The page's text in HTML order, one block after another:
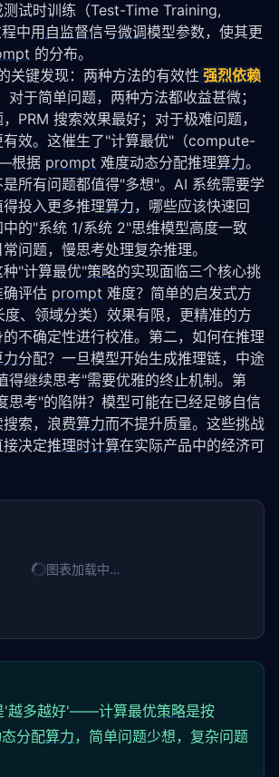
试时训练（Test-Time Training,
中用 自监督信号微调模型参数，使其更
的分布。
关键发现：两种方法的有效性 强烈依赖
对于简单问题，两种方法都收益甚微；
PRM 搜索效果最好；对于极难问题，
有效。这催生了"计算最优"（compute-
根据 prompt 难度动态分配推理算力。
所有问题都值得"多想"。AI 系统需要学
投入更多推理算力，哪些应该快速回
的"系统 1/系统 2"思维模型高度一致
问题，慢思考处理复杂推理。
"计算最优"策略的实现面临三个核心挑
确评估 prompt 难度？简单的启发式方
度、领域分类）效果有限，更精准的方
不确定性进行校准。第二，如何在推理
力分配？一旦模型开始生成推理链，中途
得继续思考"需要优雅的终止机制。第
思考"的陷阱？模型可能在已经足够自信
索，浪费算力而不提升质量。这些挑战
决定推理时计算在实际产品中的经济可
图表加载中…
'越多越好'——计算最优策略是按
分配算力，简单问题少想，复杂问题